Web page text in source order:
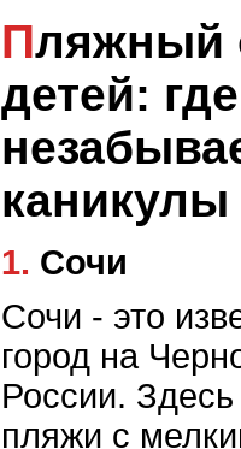
Пляжный отдых для
детей:
каникулы
1. Сочи
Сочи - это
город на
России.
пляжи с